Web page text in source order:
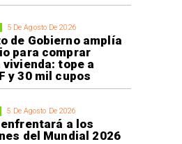
5 De Agosto De 2026
de Gobierno amplía
para comprar
vivienda: tope a
y 30 mil cupos
5 De Agosto De 2026
enfrentará a los
del Mundial 2026